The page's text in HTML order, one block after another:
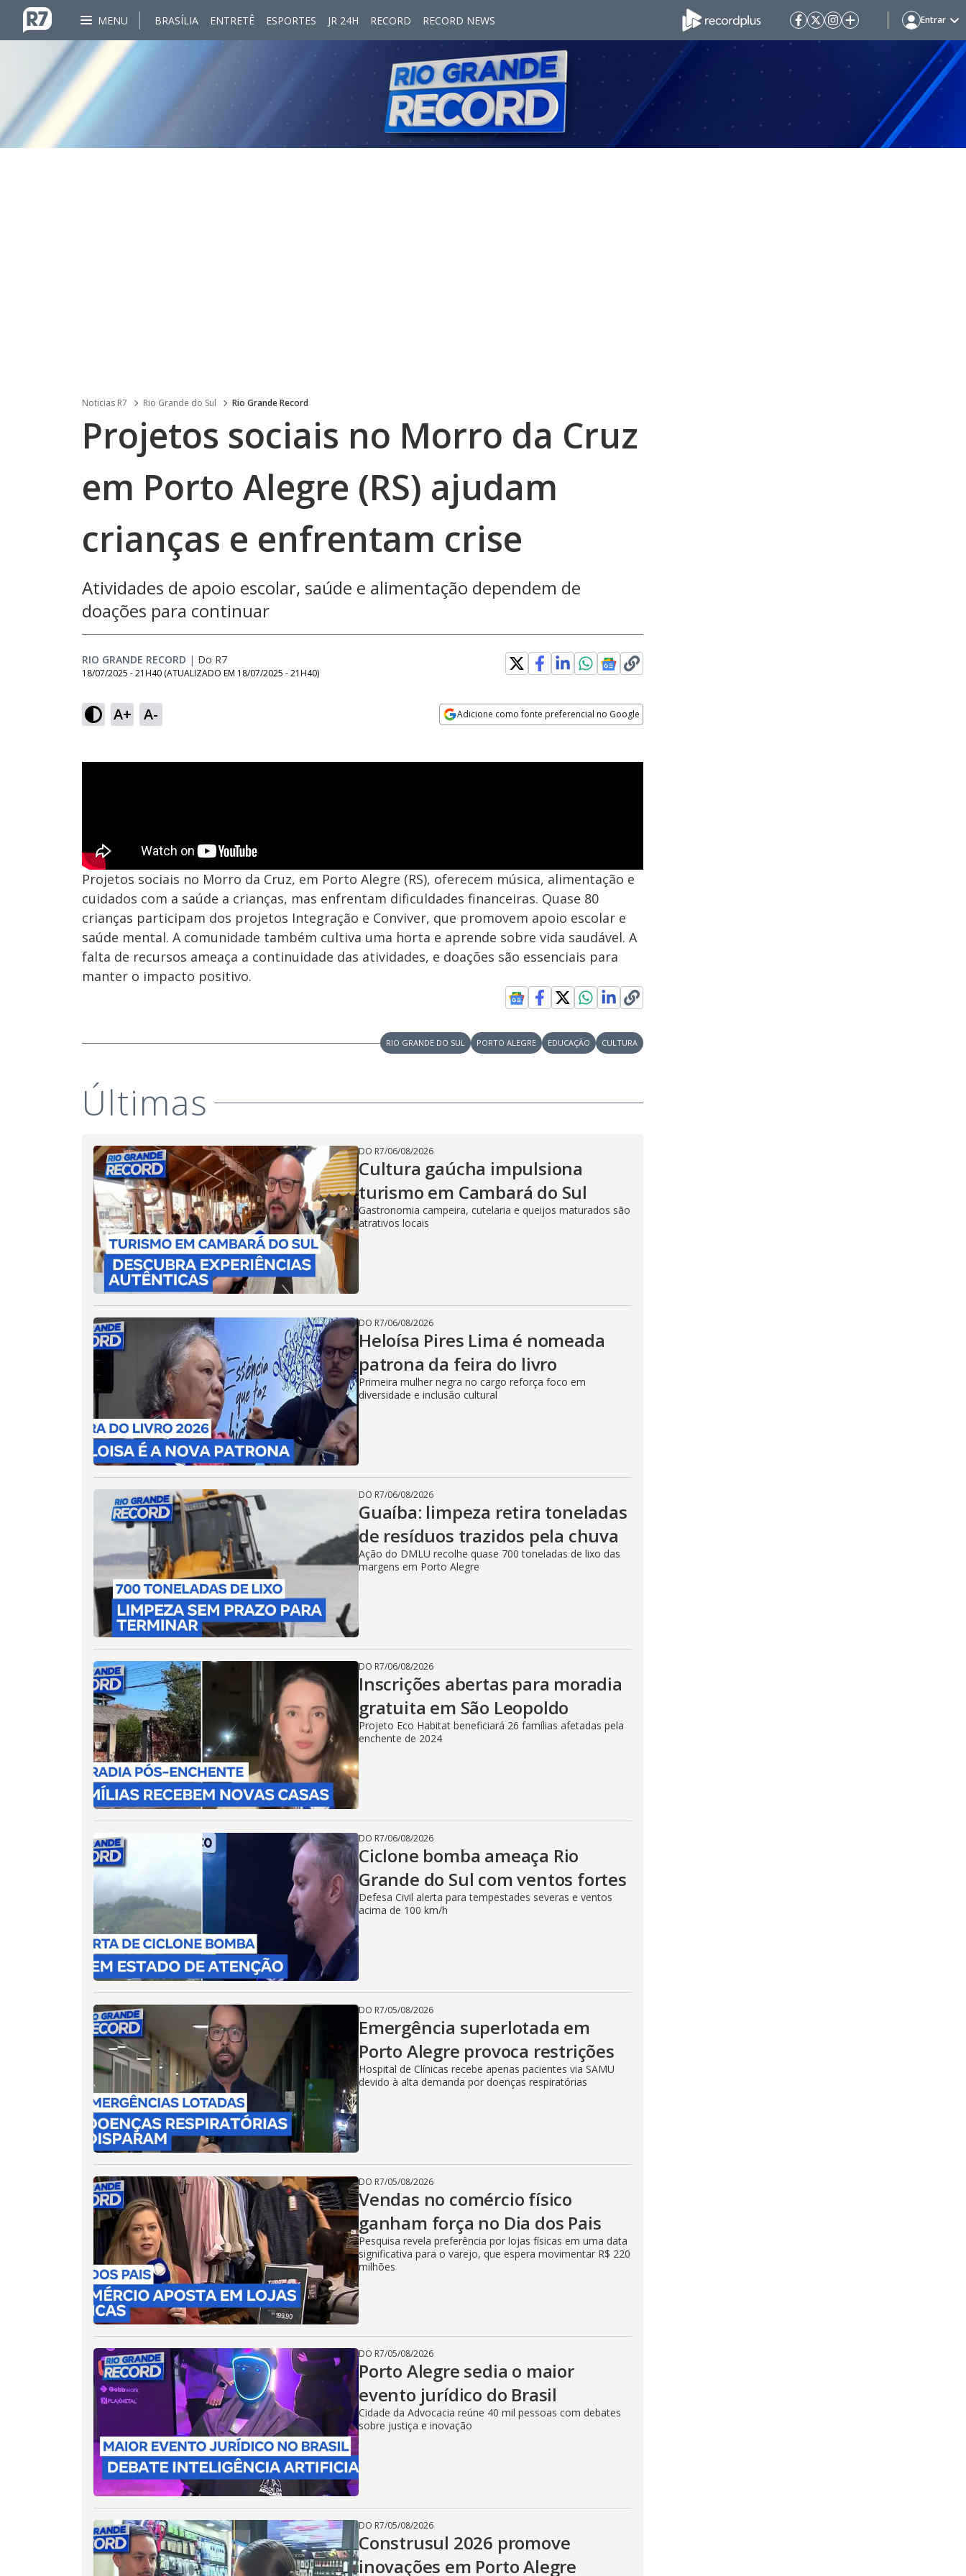
MENU BRASÍLIA ENTRETÊ ESPORTES JR 24H RECORD RECORD NEWS Entrar
Noticias R7 Rio Grande do Sul Rio Grande Record
Projetos sociais no Morro da Cruz
em Porto Alegre (RS) ajudam
crianças e enfrentam crise
Atividades de apoio escolar, saúde e alimentação dependem de
doações para continuar
RIO GRANDE RECORD | Do R7
18/07/2025 - 21H40 (ATUALIZADO EM 18/07/2025 - 21H40)
A+ A- Adicione como fonte preferencial no Google
Projetos sociais no Morro da Cruz, em Porto Alegre (RS), oferecem música, alimentação e
cuidados com a saúde a crianças, mas enfrentam dificuldades financeiras. Quase 80
crianças participam dos projetos Integração e Conviver, que promovem apoio escolar e
saúde mental. A comunidade também cultiva uma horta e aprende sobre vida saudável. A
falta de recursos ameaça a continuidade das atividades, e doações são essenciais para
manter o impacto positivo.
RIO GRANDE DO SUL PORTO ALEGRE EDUCAÇÃO CULTURA
Últimas
DO R7/06/08/2026
Cultura gaúcha impulsiona
turismo em Cambará do Sul
Gastronomia campeira, cutelaria e queijos maturados são
atrativos locais
DO R7/06/08/2026
Heloísa Pires Lima é nomeada
patrona da feira do livro
Primeira mulher negra no cargo reforça foco em
diversidade e inclusão cultural
DO R7/06/08/2026
Guaíba: limpeza retira toneladas
de resíduos trazidos pela chuva
Ação do DMLU recolhe quase 700 toneladas de lixo das
margens em Porto Alegre
DO R7/06/08/2026
Inscrições abertas para moradia
gratuita em São Leopoldo
Projeto Eco Habitat beneficiará 26 famílias afetadas pela
enchente de 2024
DO R7/06/08/2026
Ciclone bomba ameaça Rio
Grande do Sul com ventos fortes
Defesa Civil alerta para tempestades severas e ventos
acima de 100 km/h
DO R7/05/08/2026
Emergência superlotada em
Porto Alegre provoca restrições
Hospital de Clínicas recebe apenas pacientes via SAMU
devido à alta demanda por doenças respiratórias
DO R7/05/08/2026
Vendas no comércio físico
ganham força no Dia dos Pais
Pesquisa revela preferência por lojas físicas em uma data
significativa para o varejo, que espera movimentar R$ 220
milhões
DO R7/05/08/2026
Porto Alegre sedia o maior
evento jurídico do Brasil
Cidade da Advocacia reúne 40 mil pessoas com debates
sobre justiça e inovação
DO R7/05/08/2026
Construsul 2026 promove
inovações em Porto Alegre